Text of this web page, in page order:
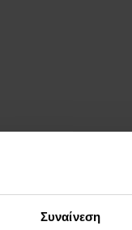
Συναίνεση